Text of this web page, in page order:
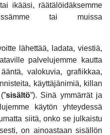
ikääsi, räätälöidäksemme
tai muissa
lähettää, ladata, viestiä,
palvelujemme kautta
valokuvia, grafiikkaa,
käyttäjänimiä, killan
sisältö”). Sinä ymmärrät ja
käytön yhteydessä
siitä, onko se julkaistu
on ainoastaan sisällön